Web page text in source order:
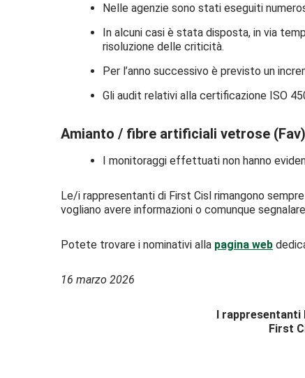
Nelle agenzie sono stati eseguiti
In alcuni casi è stata disposta, in via
risoluzione delle criticità.
Per l’anno successivo è previsto un
Gli audit relativi alla certificazione ISO
Amianto / fibre artificiali vetrose (Fav)
I monitoraggi effettuati non hanno
Le/i rappresentanti di First Cisl rimangono
vogliano avere informazioni o comunque
Potete trovare i nominativi alla pagina web
16 marzo 2026
I
First